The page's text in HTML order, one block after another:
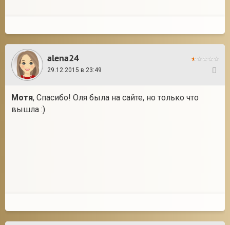
alena24
29.12.2015 в 23:49
Мотя, Спасибо! Оля была на сайте, но только что
вышла :)